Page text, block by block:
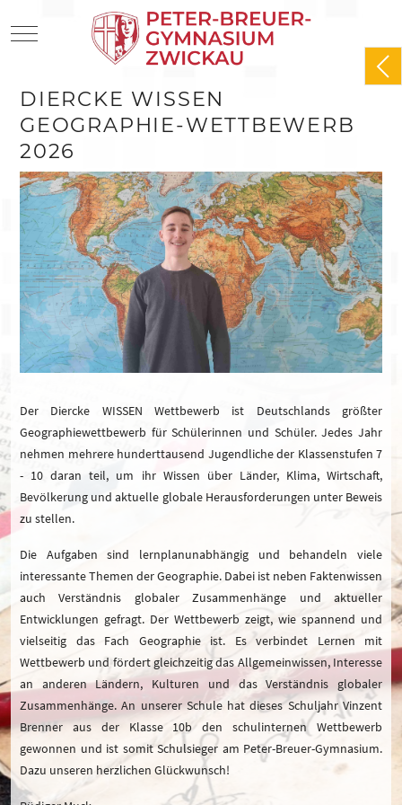
Mobile Menu Toggle
DIERCKE WISSEN
GEOGRAPHIE-WETTBEWERB
2026
Der Diercke WISSEN Wettbewerb ist Deutschlands größter
Geographiewettbewerb für Schülerinnen und Schüler. Jedes Jahr
nehmen mehrere hunderttausend Jugendliche der Klassenstufen 7
- 10 daran teil, um ihr Wissen über Länder, Klima, Wirtschaft,
Bevölkerung und aktuelle globale Herausforderungen unter Beweis
zu stellen.
Die Aufgaben sind lernplanunabhängig und behandeln viele
interessante Themen der Geographie. Dabei ist neben Faktenwissen
auch Verständnis globaler Zusammenhänge und aktueller
Entwicklungen gefragt. Der Wettbewerb zeigt, wie spannend und
vielseitig das Fach Geographie ist. Es verbindet Lernen mit
Wettbewerb und fördert gleichzeitig das Allgemeinwissen, Interesse
an anderen Ländern, Kulturen und das Verständnis globaler
Zusammenhänge. An unserer Schule hat dieses Schuljahr Vinzent
Brenner aus der Klasse 10b den schulinternen Wettbewerb
gewonnen und ist somit Schulsieger am Peter-Breuer-Gymnasium.
Dazu unseren herzlichen Glückwunsch!